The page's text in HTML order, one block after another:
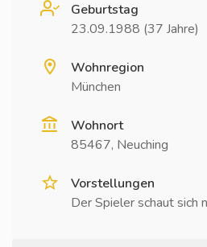
Geburtstag
23.09.1988 (37 Jahre)
Wohnregion
München
Wohnort
85467, Neuching
Vorstellungen
Der Spieler schaut sich